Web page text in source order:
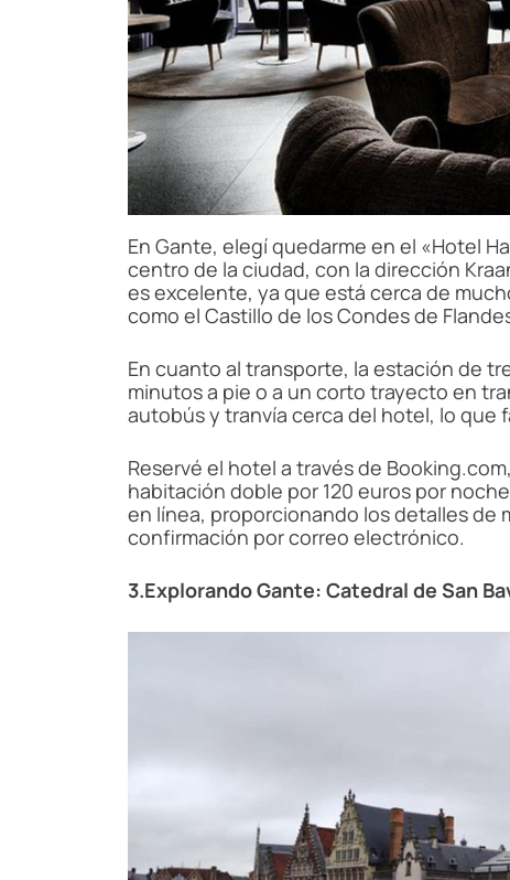
En Gante, elegí quedarme en el «Hotel
centro de la ciudad, con la dirección
es excelente, ya que está cerca de
como el Castillo de los Condes de
En cuanto al transporte, la estación de
minutos a pie o a un corto trayecto en
autobús y tranvía cerca del hotel, lo que
Reservé el hotel a través de
habitación doble por 120 euros por
en línea, proporcionando los detalles de
confirmación por correo electrónico.
3.Explorando Gante: Catedral de San